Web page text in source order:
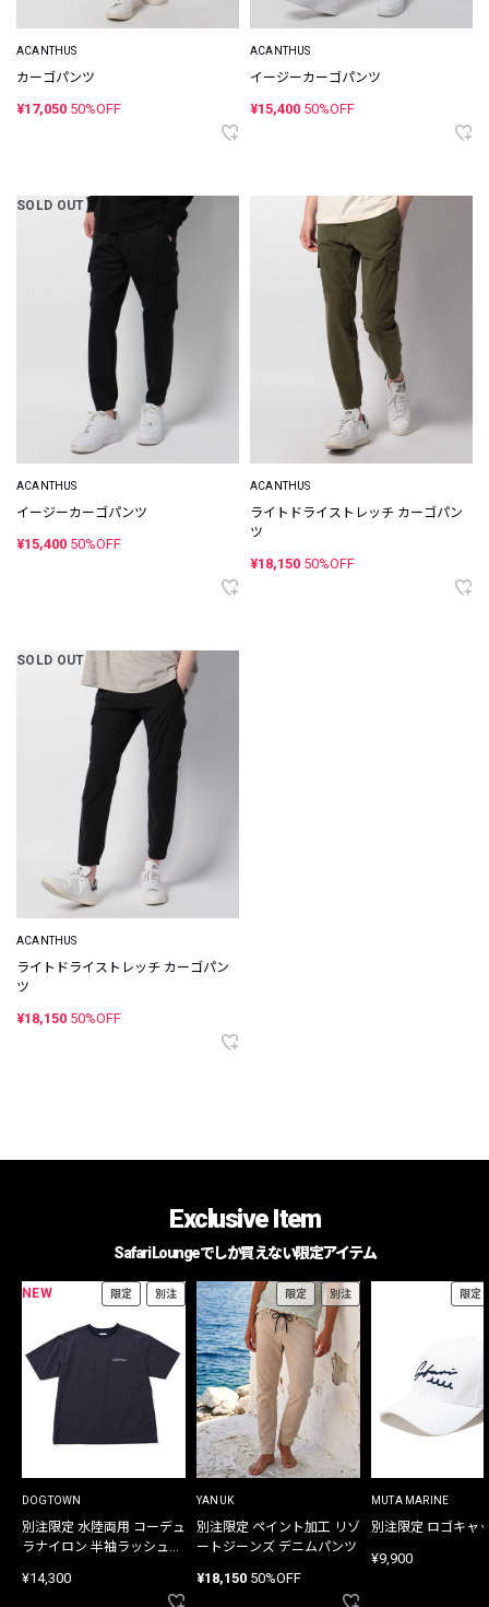
ACANTHUS
カーゴパンツ
¥17,050 50%OFF
ACANTHUS
イージーカーゴパンツ
¥15,400 50%OFF
SOLD OUT
ACANTHUS
イージーカーゴパンツ
¥15,400 50%OFF
ACANTHUS
ライトドライストレッチ カーゴパン
ツ
¥18,150 50%OFF
SOLD OUT
ACANTHUS
ライトドライストレッチ カーゴパン
ツ
¥18,150 50%OFF
Exclusive Item
Safari Loungeでしか買えない限定アイテム
NEW 限定 別注
DOGTOWN
別注限定 水陸両用 コーデュ
ラナイロン 半袖ラッシュガ
¥14,300
限定 別注
YANUK
別注限定 ペイント加工 リゾ
ートジーンズ デニムパンツ
¥18,150 50%OFF
限定
MUTA MARINE
別注限定 ロゴキャ
¥9,900